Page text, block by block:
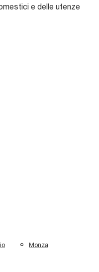
e delle utenze
Monza